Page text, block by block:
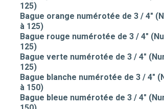
125)
Bague orange numérotée de 3 / 4"
à 125)
Bague rouge numérotée de 3 / 4"
125)
Bague verte numérotée de 3 / 4"
125)
Bague blanche numérotée de 3 / 4"
à 150)
Bague bleue numérotée de 3 / 4"